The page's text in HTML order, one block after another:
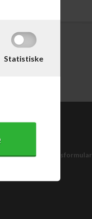
Statistiske
Fortrydelsesformular